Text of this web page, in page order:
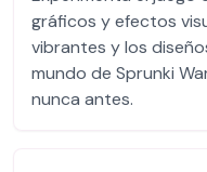
gráficos y efectos
vibrantes y los
mundo de Sprunki
nunca antes.